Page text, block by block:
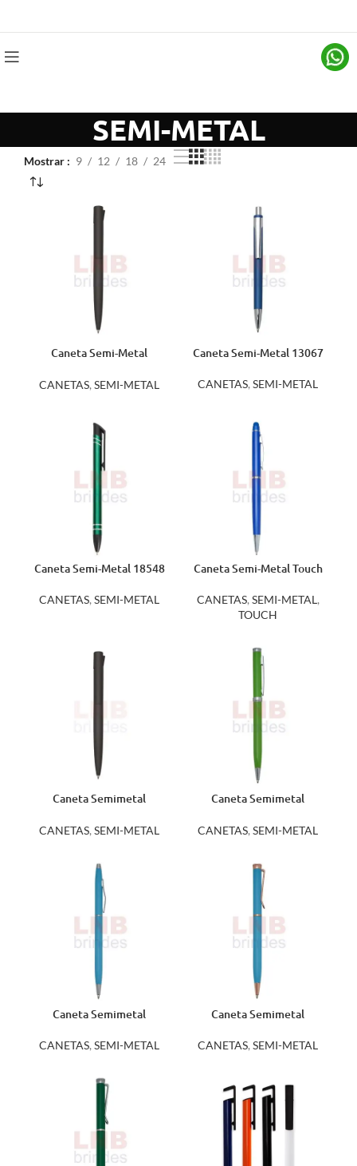
SEMI-METAL
Mostrar 9 12 18 24
Caneta Semi-Metal
CANETAS, SEMI-METAL
Caneta Semi-Metal 13067
CANETAS, SEMI-METAL
Caneta Semi-Metal 18548
CANETAS, SEMI-METAL
Caneta Semi-Metal Touch
CANETAS, SEMI-METAL,
TOUCH
Caneta Semimetal
CANETAS, SEMI-METAL
Caneta Semimetal
CANETAS, SEMI-METAL
Caneta Semimetal
CANETAS, SEMI-METAL
Caneta Semimetal
CANETAS, SEMI-METAL